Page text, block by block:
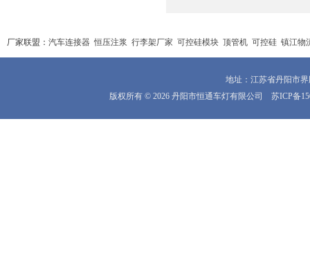
厂家联盟： 汽车连接器 恒压注浆 行李架厂家 可控硅模块 顶管机 可控硅 镇江物
地址：江苏省丹阳市
版权所有 © 2026 丹阳市恒通车灯有限公司 苏ICP备